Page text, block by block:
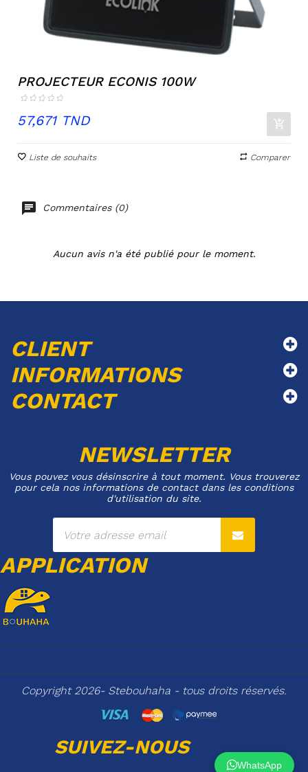
WhatsApp
PROJECTEUR ECONIS 100W
Prix
57,671 TND
Liste de souhaits Comparer
Commentaires (0)
Aucun avis n'a été publié pour le moment.
CLIENT
INFORMATIONS
CONTACT
NEWSLETTER
Vous pouvez vous désinscrire à tout moment. Vous trouverez
pour cela nos informations de contact dans les conditions
d'utilisation du site.
APPLICATION
Copyright 2026- Stebouhaha - tous droits réservés.
SUIVEZ-NOUS